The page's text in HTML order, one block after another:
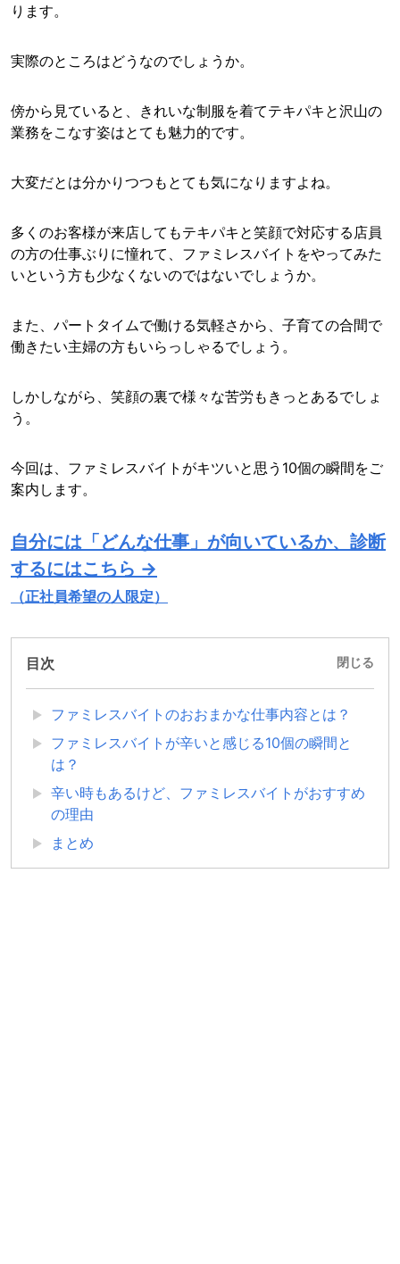
ります。
実際のところはどうなのでしょうか。
傍から見ていると、きれいな制服を着てテキパキと沢山の
業務をこなす姿はとても魅力的です。
大変だとは分かりつつもとても気になりますよね。
多くのお客様が来店してもテキパキと笑顔で対応する店員
の方の仕事ぶりに憧れて、ファミレスバイトをやってみた
いという方も少なくないのではないでしょうか。
また、パートタイムで働ける気軽さから、子育ての合間で
働きたい主婦の方もいらっしゃるでしょう。
しかしながら、笑顔の裏で様々な苦労もきっとあるでしょ
う。
今回は、ファミレスバイトがキツいと思う10個の瞬間をご
案内します。
自分には「どんな仕事」が向いているか、診断
するにはこちら →
（正社員希望の人限定）
目次 閉じる
ファミレスバイトのおおまかな仕事内容とは？
ファミレスバイトが辛いと感じる10個の瞬間と
は？
辛い時もあるけど、ファミレスバイトがおすすめ
の理由
まとめ